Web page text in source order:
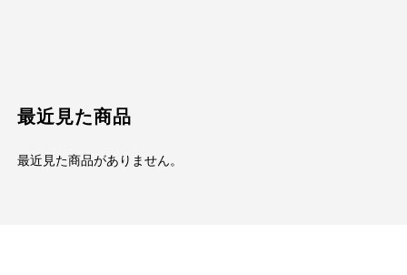
最近見た商品
最近見た商品がありません。